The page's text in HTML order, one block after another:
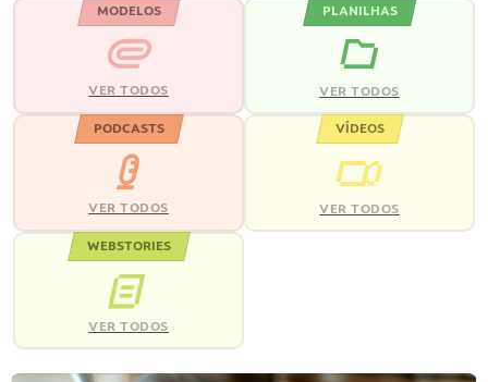
MODELOS
VER TODOS
PLANILHAS
VER TODOS
PODCASTS
VER TODOS
VÍDEOS
VER TODOS
WEBSTORIES
VER TODOS